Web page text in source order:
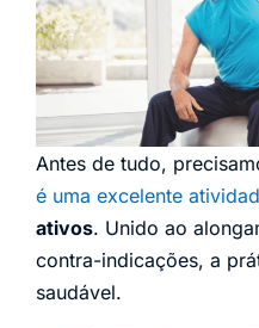
Antes de tudo,
é uma excelente
ativos. Unido ao
contra-indicações, a
saudável.